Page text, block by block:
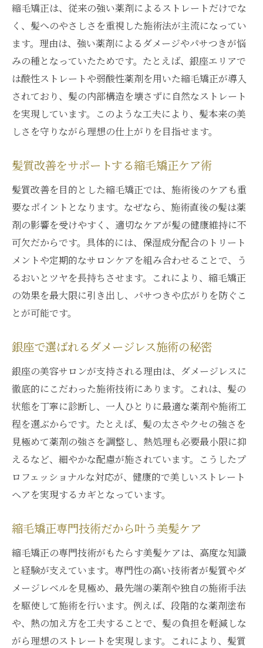
縮毛矯正は、従来の強い薬剤によるストレートだけでな
く、髪へのやさしさを重視した施術法が主流になってい
ます。理由は、強い薬剤によるダメージやパサつきが悩
みの種となっていたためです。たとえば、銀座エリアで
は酸性ストレートや弱酸性薬剤を用いた縮毛矯正が導入
されており、髪の内部構造を壊さずに自然なストレート
を実現しています。このような工夫により、髪本来の美
しさを守りながら理想の仕上がりを目指せます。
髪質改善をサポートする縮毛矯正ケア術
髪質改善を目的とした縮毛矯正では、施術後のケアも重
要なポイントとなります。なぜなら、施術直後の髪は薬
剤の影響を受けやすく、適切なケアが髪の健康維持に不
可欠だからです。具体的には、保湿成分配合のトリート
メントや定期的なサロンケアを組み合わせることで、う
るおいとツヤを長持ちさせます。これにより、縮毛矯正
の効果を最大限に引き出し、パサつきや広がりを防ぐこ
とが可能です。
銀座で選ばれるダメージレス施術の秘密
銀座の美容サロンが支持される理由は、ダメージレスに
徹底的にこだわった施術技術にあります。これは、髪の
状態を丁寧に診断し、一人ひとりに最適な薬剤や施術工
程を選ぶからです。たとえば、髪の太さやクセの強さを
見極めて薬剤の強さを調整し、熱処理も必要最小限に抑
えるなど、細やかな配慮が施されています。こうしたプ
ロフェッショナルな対応が、健康的で美しいストレート
ヘアを実現するカギとなっています。
縮毛矯正専門技術だから叶う美髪ケア
縮毛矯正の専門技術がもたらす美髪ケアは、高度な知識
と経験が支えています。専門性の高い技術者が髪質やダ
メージレベルを見極め、最先端の薬剤や独自の施術手法
を駆使して施術を行います。例えば、段階的な薬剤塗布
や、熱の加え方を工夫することで、髪の負担を軽減しな
がら理想のストレートを実現します。これにより、髪質